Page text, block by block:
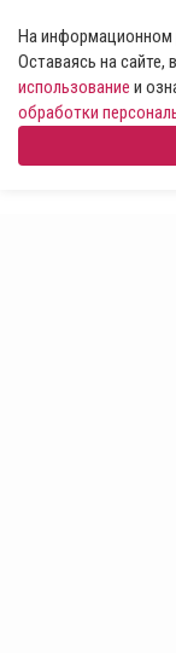
На информационном
Оставаясь на
использование и
обработки